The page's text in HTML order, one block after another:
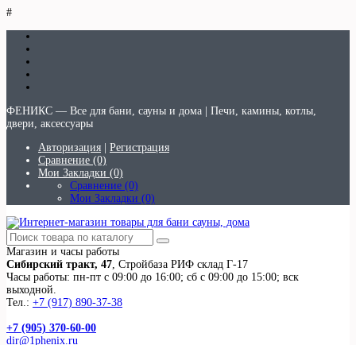
#
ФЕНИКС — Все для бани, сауны и дома | Печи, камины, котлы,
двери, аксессуары
Авторизация
Регистрация
Сравнение (0)
Мои Закладки (0)
Сравнение (0)
Мои Закладки (0)
Магазин и часы работы
Сибирский тракт, 47, Стройбаза РИФ склад Г-17
Часы работы: пн-пт с 09:00 до 16:00; сб с 09:00 до 15:00; вск
выходной.
Тел.: +7 (917) 890-37-38
+7 (905) 370-60-00
dir@1phenix.ru